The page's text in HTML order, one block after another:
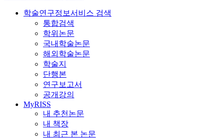
학술연구정보서비스 검색
통합검색
학위논문
국내학술논문
해외학술논문
학술지
단행본
연구보고서
공개강의
MyRISS
내 추천논문
내 책장
내 최근 본 논문